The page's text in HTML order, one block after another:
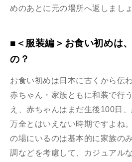
めのあとに元の場所へ返しましょ
■＜服装編＞お食い初めは
の？
お食い初めは日本に古くから伝
赤ちゃん・家族ともに和装で行
え、赤ちゃんはまだ生後100日
万全とはいえない時期ですよね
の場にいるのは基本的に家族の
調などを考慮して、カジュアル